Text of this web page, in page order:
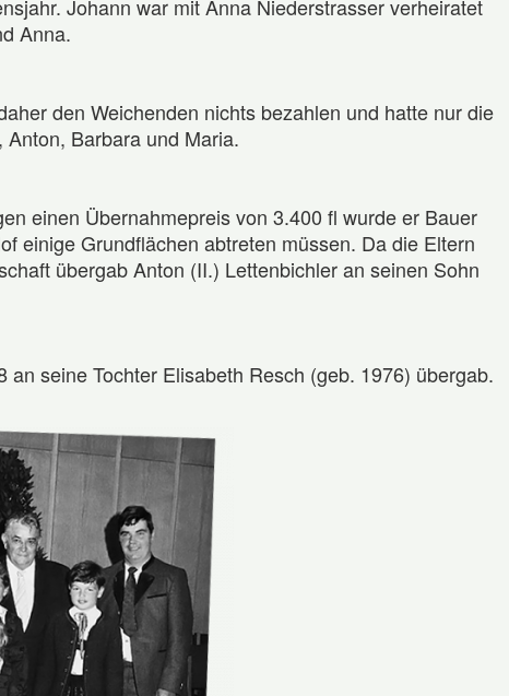
Johann war mit Anna Niederstrasser verheiratet
Anna.
den Weichenden nichts bezahlen und hatte nur die
Barbara und Maria.
einen Übernahmepreis von 3.400 fl wurde er Bauer
einige Grundflächen abtreten müssen. Da die Eltern
übergab Anton (II.) Lettenbichler an seinen Sohn
seine Tochter Elisabeth Resch (geb. 1976) übergab.